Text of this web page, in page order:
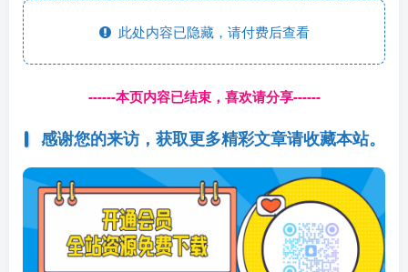
此处内容已隐藏，请付费后查看
------本页内容已结束，喜欢请分享------
感谢您的来访，获取更多精彩文章请收藏本站。